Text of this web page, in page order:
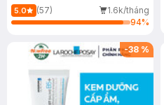
Dầu 500ml
5.0 (57)
1.6k/tháng
94%
-38 %